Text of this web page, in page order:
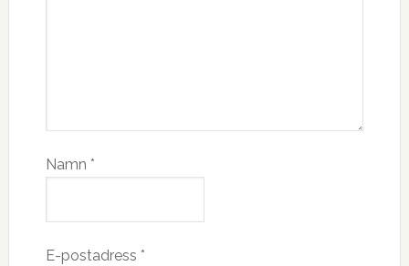
Namn *
E-postadress *